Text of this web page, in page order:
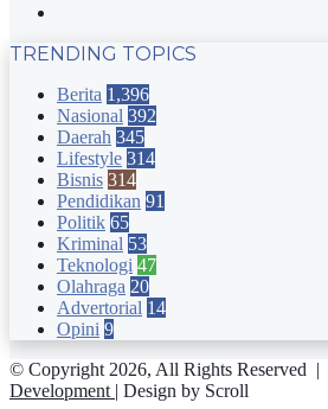
TRENDING TOPICS
Berita 1,396
Nasional 392
Daerah 345
Lifestyle 314
Bisnis 314
Pendidikan 91
Politik 65
Kriminal 53
Teknologi 47
Olahraga 20
Advertorial 14
Opini 9
© Copyright 2026, All Rights Reserved |
Development | Design by Scroll